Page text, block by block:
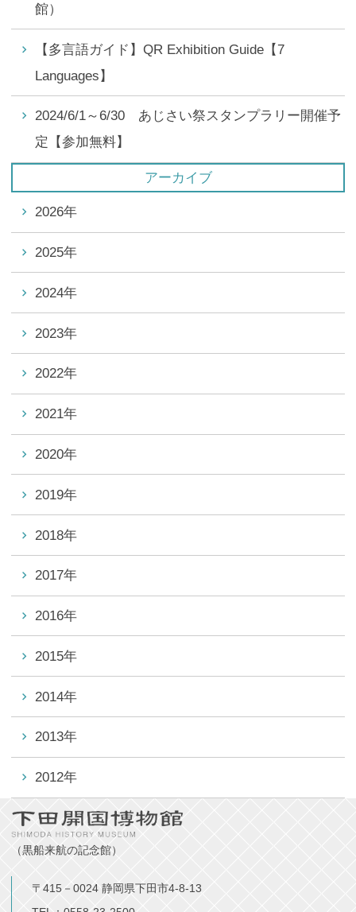
館）
【多言語ガイド】QR Exhibition Guide【7
Languages】
2024/6/1～6/30 あじさい祭スタンプラリー開催予
定【参加無料】
アーカイブ
2026年
2025年
2024年
2023年
2022年
2021年
2020年
2019年
2018年
2017年
2016年
2015年
2014年
2013年
2012年
（黒船来航の記念館）
〒415－0024 静岡県下田市4-8-13